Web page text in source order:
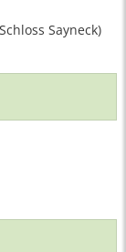
Sayneck)